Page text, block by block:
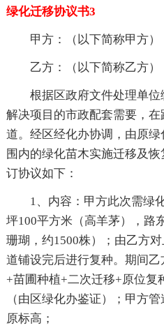
绿化迁移协议书3
甲方：（以下简称甲方）
乙方：（以下简称乙方）
根据区政府文件处理单
解决项目的市政配套需要，
道。经区经化办协调，由原
围内的绿化苗木实施迁移及
订协议如下：
1、内容：甲方此次需绿
坪100平方米（高羊茅），路
珊瑚，约1500株）；由乙方
道铺设完后进行复种。期间
+苗圃种植+二次迁移+原位复
（由区绿化办鉴证）；甲方
原标高；